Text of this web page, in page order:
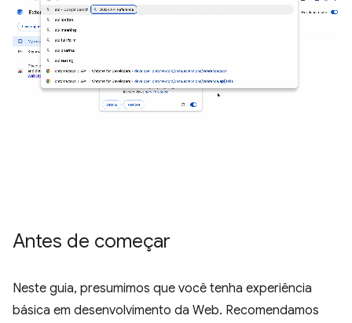
Antes de começar
Neste guia, presumimos que você tenha experiência
básica em desenvolvimento da Web. Recomendamos